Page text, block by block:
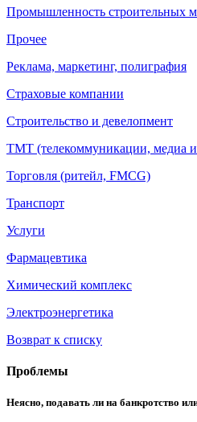
Промышленность строительных
Прочее
Реклама, маркетинг, полиграфия
Страховые компании
Строительство и девелопмент
ТМТ (телекоммуникации, медиа
Торговля (ритейл, FMCG)
Транспорт
Услуги
Фармацевтика
Химический комплекс
Электроэнергетика
Возврат к списку
Проблемы
Неясно, подавать ли на банкротство